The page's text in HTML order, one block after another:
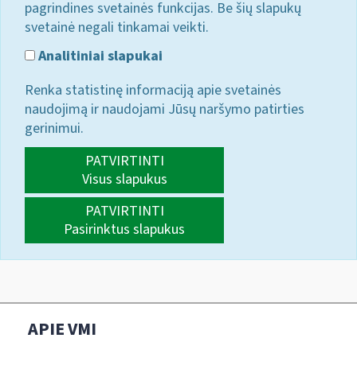
pagrindines svetainės funkcijas. Be šių slapukų
svetainė negali tinkamai veikti.
Analitiniai slapukai
Renka statistinę informaciją apie svetainės
naudojimą ir naudojami Jūsų naršymo patirties
gerinimui.
PATVIRTINTI
Visus slapukus
PATVIRTINTI
Pasirinktus slapukus
APIE VMI